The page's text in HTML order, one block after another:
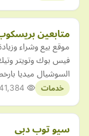
متابعين
موقع بيع وشراء
فيس بوك وتويتر
السوشيال ميديا
خدمات
سيو توب دبي